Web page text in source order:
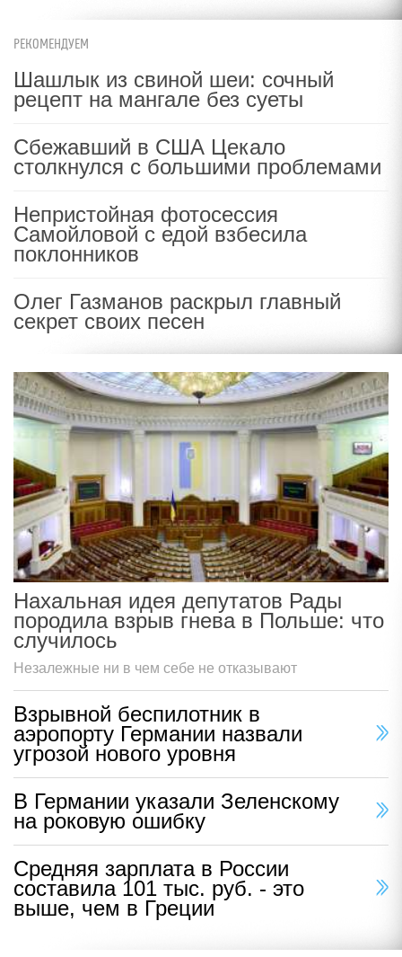
РЕКОМЕНДУЕМ
Шашлык из свиной шеи: сочный
рецепт на мангале без суеты
Сбежавший в США Цекало
столкнулся с большими проблемами
Непристойная фотосессия
Самойловой с едой взбесила
поклонников
Олег Газманов раскрыл главный
секрет своих песен
Нахальная идея депутатов Рады
породила взрыв гнева в Польше: что
случилось
Незалежные ни в чем себе не отказывают
Взрывной беспилотник в
аэропорту Германии назвали
угрозой нового уровня
В Германии указали Зеленскому
на роковую ошибку
Средняя зарплата в России
составила 101 тыс. руб. - это
выше, чем в Греции